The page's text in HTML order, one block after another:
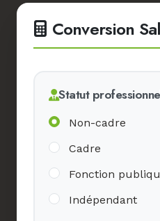
Conversion
Statut
Non-cadre
Cadre
Fonction
Indépendant